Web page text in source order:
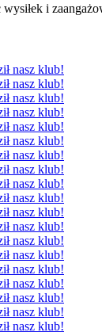
i